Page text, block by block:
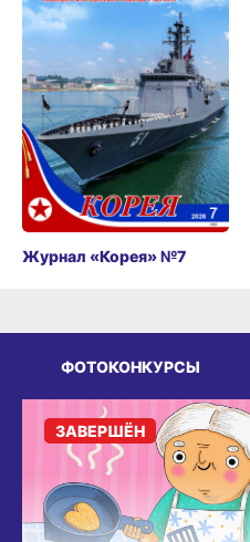
Журнал «Корея» №7
ФОТОКОНКУРСЫ
ЗАВЕРШЁН